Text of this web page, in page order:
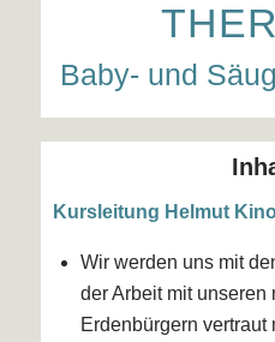
Baby- und
Kursleitung Helmut
Wir werden uns mit
der Arbeit mit
Erdenbürgern vertraut